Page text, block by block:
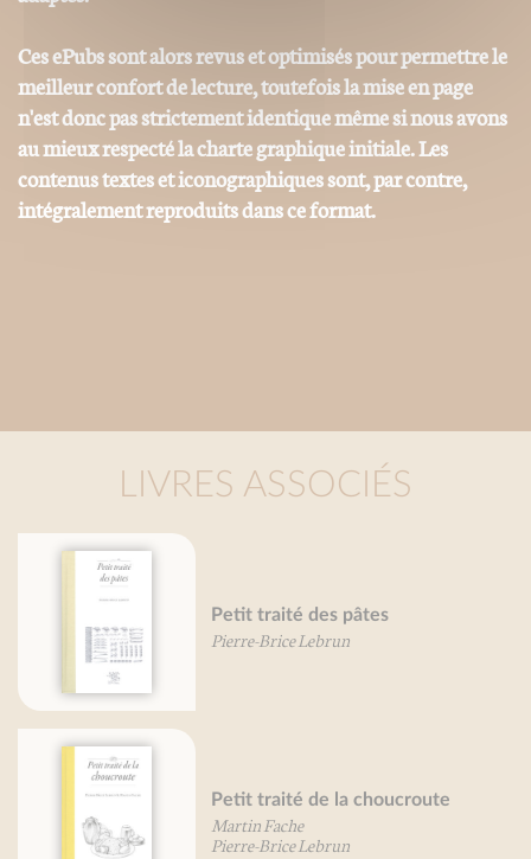
Ces ePubs sont alors revus et optimisés pour permettre le
meilleur confort de lecture, toutefois la mise en page
n'est donc pas strictement identique même si nous avons
au mieux respecté la charte graphique initiale. Les
contenus textes et iconographiques sont, par contre,
intégralement reproduits dans ce format.
LIVRES ASSOCIÉS
Petit traité des pâtes
Pierre-Brice Lebrun
Petit traité de la choucroute
Martin Fache
Pierre-Brice Lebrun